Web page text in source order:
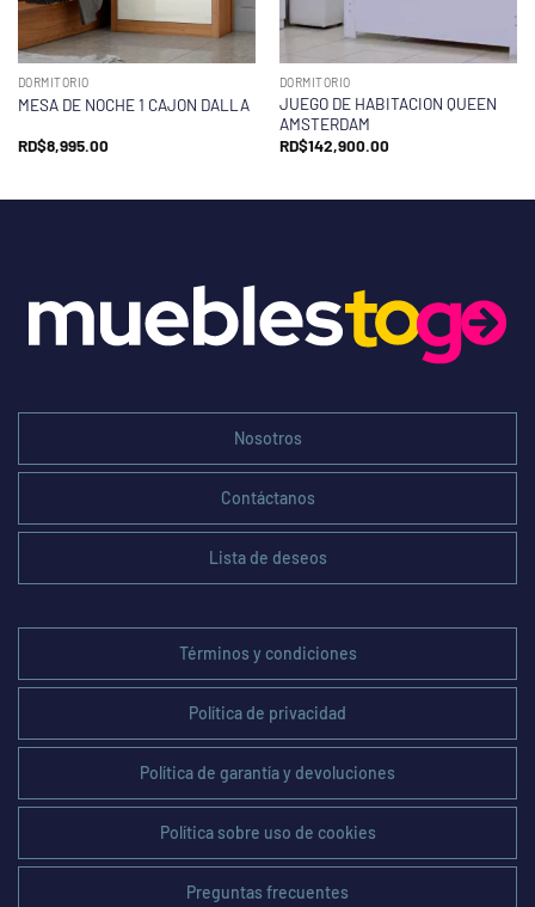
DORMITORIO
MESA DE NOCHE 1 CAJON DALLA
RD$8,995.00
DORMITORIO
JUEGO DE HABITACION QUEEN
AMSTERDAM
RD$142,900.00
Nosotros
Contáctanos
Lista de deseos
Términos y condiciones
Política de privacidad
Política de garantía y devoluciones
Política sobre uso de cookies
Preguntas frecuentes